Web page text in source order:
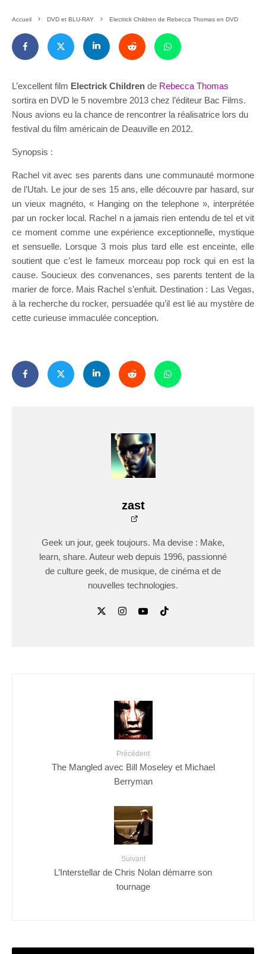
Accueil DVD et BLU-RAY Electrick Children de Rebecca Thomas en DVD
L’excellent film Electrick Children de Rebecca Thomas
sortira en DVD le 5 novembre 2013 chez l’éditeur Bac Films.
Nous avions eu la chance de rencontrer la réalisatrice lors du
festival du film américain de Deauville en 2012.
Synopsis :
Rachel vit avec ses parents dans une communauté mormone
de l’Utah. Le jour de ses 15 ans, elle découvre par hasard, sur
un vieux magnéto, « Hanging on the telephone », interprétée
par un rocker local. Rachel n a jamais rien entendu de tel et vit
ce moment comme une expérience exceptionnelle, mystique
et sensuelle. Lorsque 3 mois plus tard elle est enceinte, elle
soutient que c’est le fameux morceau pop rock qui en est la
cause. Soucieux des convenances, ses parents tentent de la
marier de force. Mais Rachel s’enfuit. Destination : Las Vegas,
à la recherche du rocker, persuadée qu’il est lié au mystère de
cette curieuse immaculée conception.
zast
Geek un jour, geek toujours. Ma devise : Make,
learn, share. Auteur web depuis 1996, passionné
de culture geek, de musique, de cinéma et de
nouvelles technologies.
Précédent
The Mangled avec Bill Moseley et Michael
Berryman
Suivant
L’Interstellar de Chris Nolan démarre son
tournage